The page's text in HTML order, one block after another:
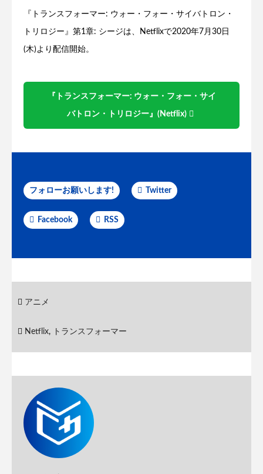
『トランスフォーマー: ウォー・フォー・サイバトロン・
トリロジー』第1章: シージは、Netflixで2020年7月30日
(木)より配信開始。
『トランスフォーマー: ウォー・フォー・サイ
バトロン・トリロジー』(Netflix)
フォローお願いします! Twitter
Facebook RSS
アニメ
Netflix, トランスフォーマー